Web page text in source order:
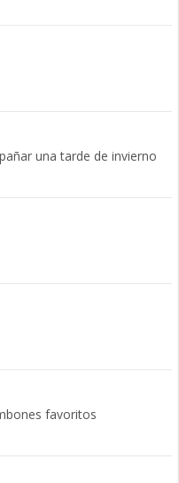
una tarde de invierno
favoritos